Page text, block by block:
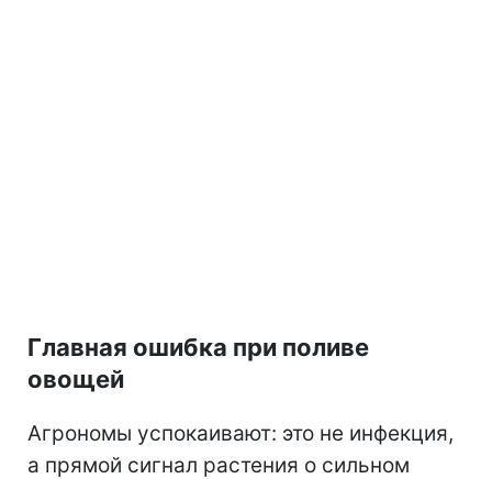
Главная ошибка при поливе
овощей
Агрономы успокаивают: это не инфекция,
а прямой сигнал растения о сильном